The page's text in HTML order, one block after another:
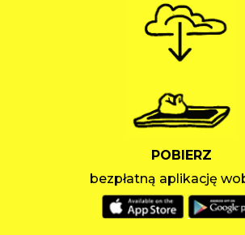
POBIERZ
bezpłatną aplikację